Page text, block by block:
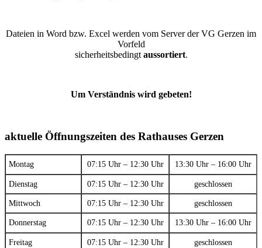
Dateien in Word bzw. Excel werden vom Server der VG Gerzen im
Vorfeld
sicherheitsbedingt aussortiert.
Um Verständnis wird gebeten!
aktuelle Öffnungszeiten des Rathauses Gerzen
Montag 07:15 Uhr – 12:30 Uhr 13:30 Uhr – 16:00 Uhr
Dienstag 07:15 Uhr – 12:30 Uhr geschlossen
Mittwoch 07:15 Uhr – 12:30 Uhr geschlossen
Donnerstag 07:15 Uhr – 12:30 Uhr 13:30 Uhr – 16:00 Uhr
Freitag 07:15 Uhr – 12:30 Uhr geschlossen